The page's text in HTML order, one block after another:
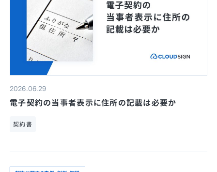
2026.06.29
電子契約の当事者表示に住所の記載は必要か
契約書